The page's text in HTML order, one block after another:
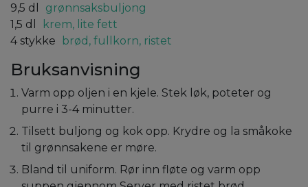
9,5 dl
grønnsaksbuljong
1,5 dl
krem, lite fett
4 stykke brød, fullkorn, ristet
Bruksanvisning
Varm opp oljen i en kjele. Stek løk, poteter og
purre i 3-4 minutter.
Tilsett buljong og kok opp. Krydre og la småkoke
til grønnsakene er møre.
Bland til uniform. Rør inn fløte og varm opp